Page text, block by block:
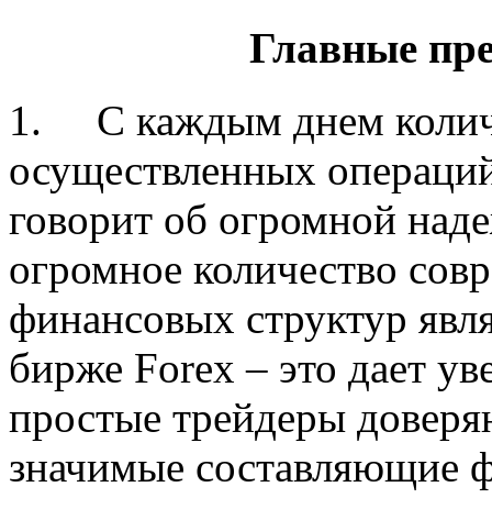
Главные
1. С каждым днем
осуществленных
говорит об огромной
огромное количество
финансовых структур
бирже Forex – это дает
простые трейдеры
значимые составляющие